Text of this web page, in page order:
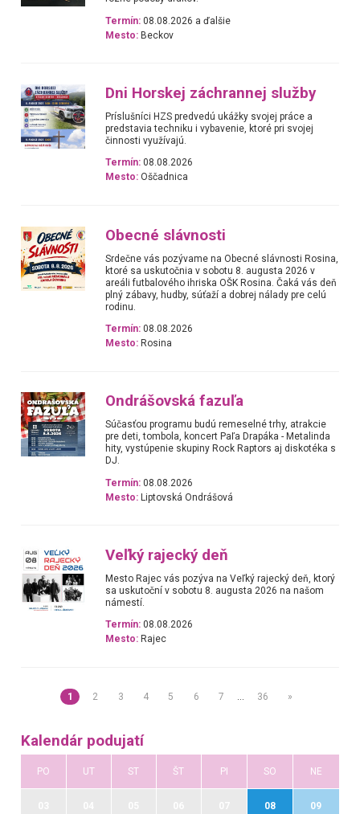
Termín: 08.08.2026 a ďalšie
Mesto: Beckov
Dni Horskej záchrannej služby
Príslušníci HZS predvedú ukážky svojej práce a
predstavia techniku i vybavenie, ktoré pri svojej
činnosti využívajú.
Termín: 08.08.2026
Mesto: Oščadnica
Obecné slávnosti
Srdečne vás pozývame na Obecné slávnosti Rosina,
ktoré sa uskutočnia v sobotu 8. augusta 2026 v
areáli futbalového ihriska OŠK Rosina. Čaká vás deň
plný zábavy, hudby, súťaží a dobrej nálady pre celú
rodinu.
Termín: 08.08.2026
Mesto: Rosina
Ondrášovská fazuľa
Súčasťou programu budú remeselné trhy, atrakcie
pre deti, tombola, koncert Paľa Drapáka - Metalinda
hity, vystúpenie skupiny Rock Raptors aj diskotéka s
DJ.
Termín: 08.08.2026
Mesto: Liptovská Ondrášová
Veľký rajecký deň
Mesto Rajec vás pozýva na Veľký rajecký deň, ktorý
sa uskutoční v sobotu 8. augusta 2026 na našom
námestí.
Termín: 08.08.2026
Mesto: Rajec
1 2 3 4 5 6 7 36 »
Kalendár podujatí
PO UT ST ŠT PI SO NE
08 09